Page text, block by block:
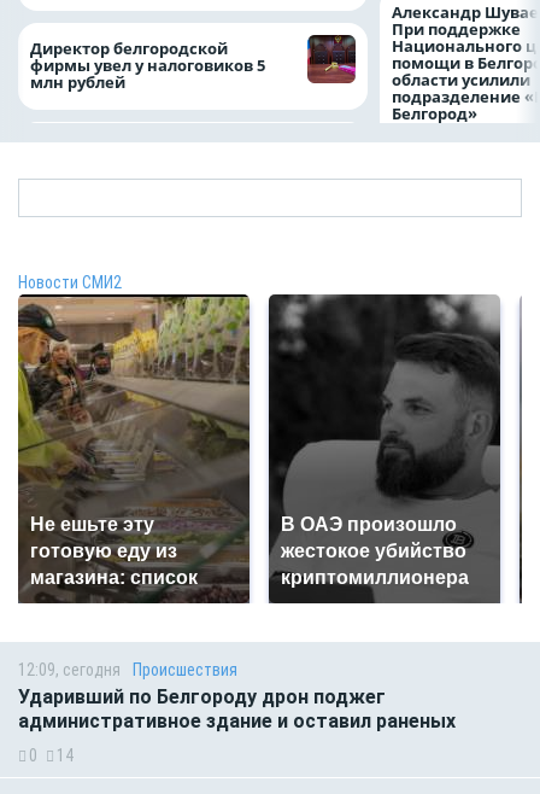
Директор белгородской
фирмы увел у налоговиков 5
млн рублей
Александр
При поддержке
Национального
помощи в
области усилили
подразделение
Белгород»
Новости СМИ2
Не ешьте эту
готовую еду из
магазина: список
В ОАЭ произошло
жестокое убийство
криптомиллионера
12:09, сегодня Происшествия
Ударивший по Белгороду дрон поджег
административное здание и оставил раненых
0 14